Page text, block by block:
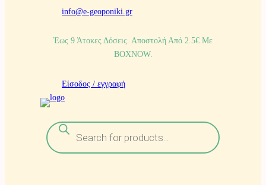
info@e-geoponiki.gr
Έως 9 Άτοκες Δόσεις. Αποστολή Από 2.5€ Με
BOXNOW.
Είσοδος / εγγραφή
Α
ν